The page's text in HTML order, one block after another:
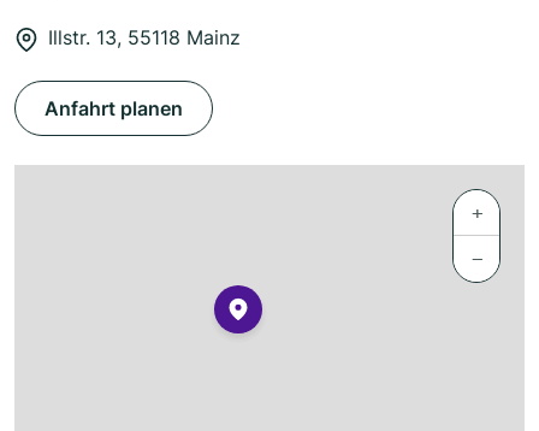
Illstr. 13, 55118 Mainz
Anfahrt planen
+
−